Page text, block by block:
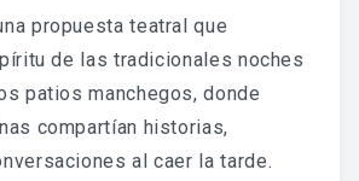
propuesta teatral que
de las tradicionales noches
patios manchegos, donde
compartían historias,
al caer la tarde.